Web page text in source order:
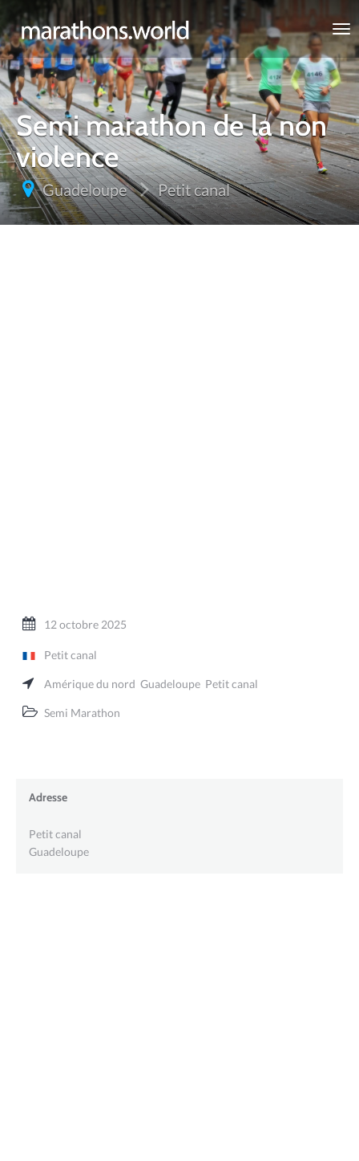
marathons.world
Semi marathon de la non
violence
Guadeloupe Petit canal
12 octobre 2025
Petit canal
Amérique du nord Guadeloupe Petit canal
Semi Marathon
Adresse
Petit canal
Guadeloupe